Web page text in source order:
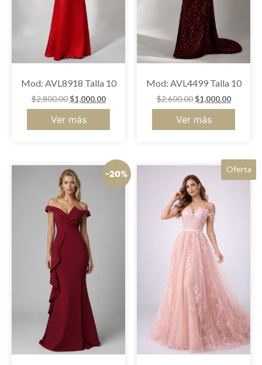
Mod: AVL8918 Talla 10
$2,800.00 $1,000.00
Ver más
Mod: AVL4499 Talla 10
$2,600.00 $1,000.00
Ver más
-20% Oferta